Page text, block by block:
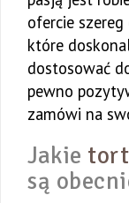
ofercie
które
dostosować
pewno
zamówi na
Jakie
są